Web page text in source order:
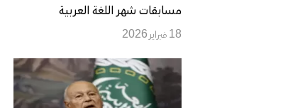
مسابقات شهر اللغة العربية
18 فبراير 2026